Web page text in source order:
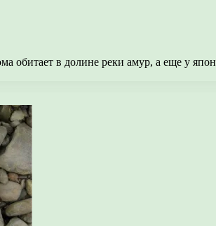
обитает в долине реки амур, а еще у